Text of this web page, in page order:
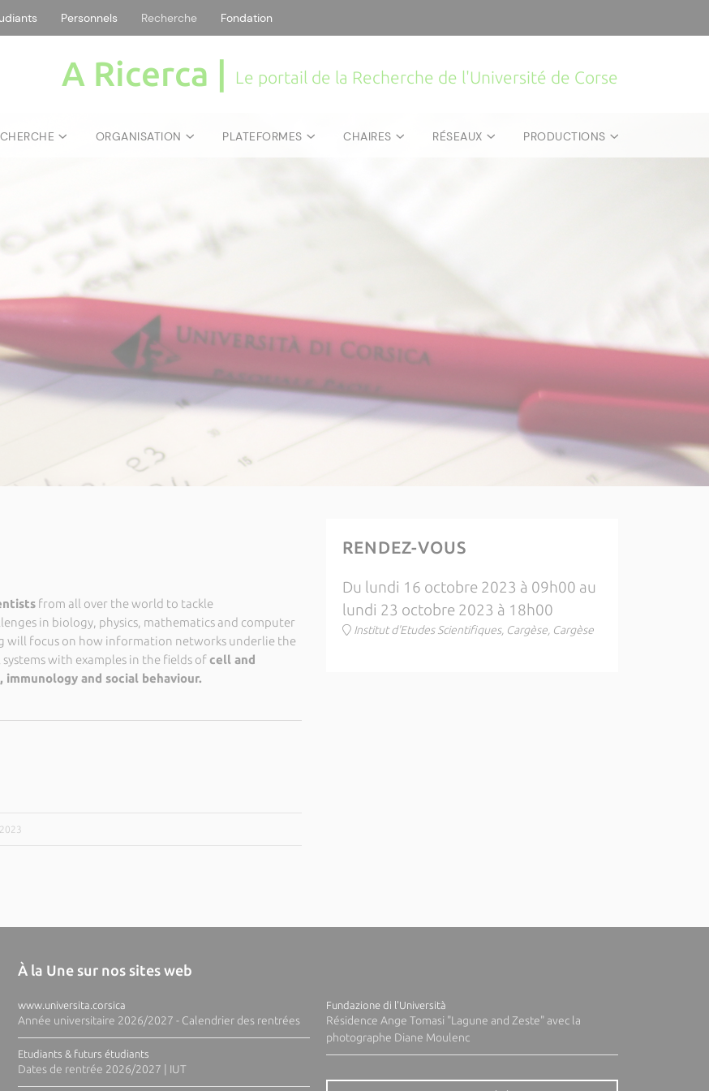
Personnels Recherche Fondation
A Ricerca | Le portail de la Recherche de l'Université de Corse
ORGANISATION PLATEFORMES CHAIRES RÉSEAUX PRODUCTIONS
from all over the world to tackle
in biology, physics, mathematics and computer
will focus on how information networks underlie the
with examples in the fields ofcell and
and social behaviour.
RENDEZ-VOUS
Du lundi 16 octobre 2023 à 09h00 au
lundi 23 octobre 2023 à 18h00
Institut d'Etudes Scientifiques, Cargèse, Cargèse
À la Une sur nos sites web
www.universita.corsica
Année universitaire 2026/2027 - Calendrier des rentrées
Etudiants & futurs étudiants
Dates de rentrée 2026/2027 | IUT
Fundazione di l'Università
Résidence Ange Tomasi "Lagune and Zeste" avec la
photographe Diane Moulenc